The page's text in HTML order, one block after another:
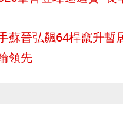
蘇晉弘飆64桿竄升暫
領先